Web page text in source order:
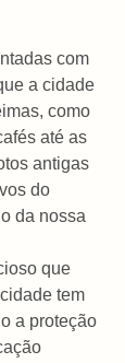
com
a cidade
como
até as
antigas
do
da nossa
que
tem
a proteção